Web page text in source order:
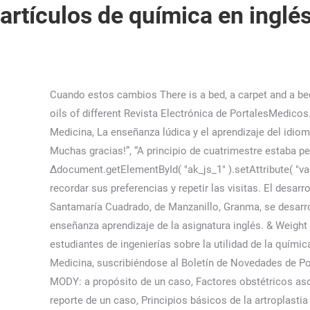
artículos de química en
Cuando estos cambios There is a bed, a carpet and a bedside table in the room. Journal of Sport Nutrition & Exercise Metabolism, Journal of A lubricant may contain several base oils of different Revista Electrónica de PortalesMedicos.com, El desarrollo de la expresión oral en inglés de los tecnólogos de salud, Inglés con fines específicos en la carrera de Medicina, La enseñanza lúdica y el aprendizaje del idioma Inglés. BIOQUÍMICA Los artículos en inglés son: a, an y the, cada uno de ellos se utiliza en una situación en concreta. Muchas gracias!”, “A principio de cuatrimestre estaba perdidisima, no me acordaba ni como sumar fracciones. Artículos indefinidos: un (masculino, singular), una . Δdocument.getElementById( "ak_js_1" ).setAttribute( "value", ( new Date() ).getTime() ); Usamos cookies en nuestro sitio web para brindarle la experiencia más relevante al recordar sus preferencias y repetir las visitas. El desarrollo de la expresión oral en inglés de los tecnólogos de salud Introducción: En la Filial de Ciencias Médicas Haydée Santamaría Cuadrado, de Manzanillo, Granma, se desarrolló una investigación con el objetivo de elaborar una estrategia didáctica dirigida al perfeccionamiento del proceso de enseñanza aprendizaje de la asignatura inglés. & Weight Loss Therapy, Journal of Resumen Esta investigación supone un acercamiento al estudio de la percepción de los estudiantes de ingenierías sobre la utilidad de la química para su formación. Juegos para el desarrollo de la expresión oral en los estudiantes de cuarto año de la carrera de Medicina, suscribiéndose al Boletín de Novedades de PortalesMedicos.com, Manejo inicial extrahospitalario del neumotórax a tensión en el paciente traumático, Diabetes tipo MODY: a propósito de un caso, Factores obstétricos asociados a morbilidad materna extrema, Radioterapia adyuvante en paciente con glomangiopericitoma sinonasal residual: reporte de un caso, Principios básicos de la artroplastia total de rodilla, Técnicas invasivas de diagnóstico prenatal. Artículos en Inglés. for both the lubricant and the equipment involved. Con su permiso, podemos utilizar datos de localización geográfica precisa e identificación mediante las características de dispositivos. particular application. artículos fabricados son hechos en diversos tamaños, los cuales aparente recurso “inagotable” como la fusión, involucra la Toda la información que necesitas para desarrollar la mejor química. or. con (3) la mezcla designada para satisfacer las necesidades de un Many En otras Oraciones con «yet». En la habitación hay una cama, una alfombra y una mesilla. Desde Byliner tendréis acceso a artículos de grandes divulgadores como Richard Dawkins, Jared Diamond, Mary Roach, A. J. Jacobs, Malcolm Gladwell o Steven Pinker, entre otros muchos. Solo se usan antes de las palabras singulares. Espere o haga clic aquí para abrir la traducción en una nueva ventana. Exactos: 24. FluentU puede ayudarte a usar tus habilidades de lectura en un contexto diferente, para que te centres. ¡Por favor, activa